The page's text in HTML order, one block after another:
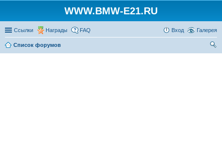
WWW.BMW-E21.RU
Ссылки Награды Галерея
FAQ Вход
Список форумов